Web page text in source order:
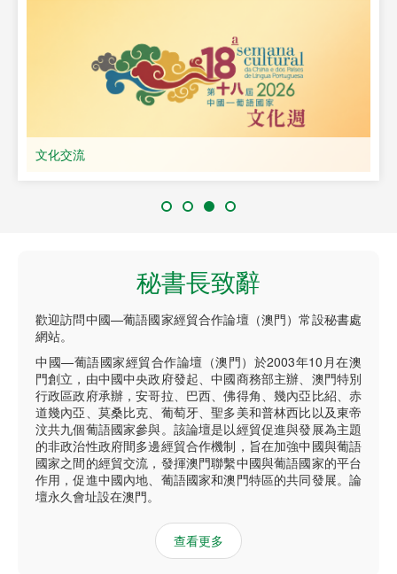
文化交流
秘書長致辭
歡迎訪問中國—葡語國家經貿合作論壇（澳門）常設秘書處
網站。
中國—葡語國家經貿合作論壇（澳門）於2003年10月在澳
門創立，由中國中央政府發起、中國商務部主辦、澳門特別
行政區政府承辦，安哥拉、巴西、佛得角、幾內亞比紹、赤
道幾內亞、莫桑比克、葡萄牙、聖多美和普林西比以及東帝
汶共九個葡語國家參與。該論壇是以經貿促進與發展為主題
的非政治性政府間多邊經貿合作機制，旨在加強中國與葡語
國家之間的經貿交流，發揮澳門聯繫中國與葡語國家的平台
作用，促進中國內地、葡語國家和澳門特區的共同發展。論
壇永久會址設在澳門。
查看更多